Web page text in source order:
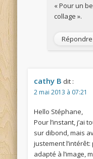
« Pour un
collage ».
Répondre
cathy B dit :
2 mai 2013 à 07:21
Hello Stéphane,
Pour l’instant, j’ai
sur dibond, mais
justement
adapté à l’image,